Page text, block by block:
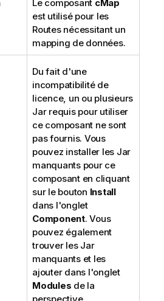
Le composant cMap
est utilisé pour les
Routes nécessitant un
mapping de données.
Du fait d'une
incompatibilité de
licence, un ou plusieurs
Jar requis pour utiliser
ce composant ne sont
pas fournis. Vous
pouvez installer les Jar
manquants pour ce
composant en cliquant
sur le bouton Install
dans l'onglet
Component. Vous
pouvez également
trouver les Jar
manquants et les
ajouter dans l'onglet
Modules de la